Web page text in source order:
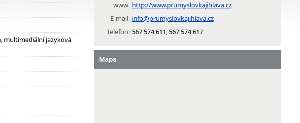
multimediální jazyková
www http://www.prumyslovkajihlava.cz
E-mail info@prumyslovkajihlava.cz
Telefon 567 574 611, 567 574 617
Mapa